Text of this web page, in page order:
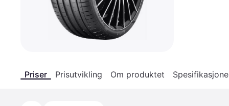
Priser Prisutvikling Om produktet